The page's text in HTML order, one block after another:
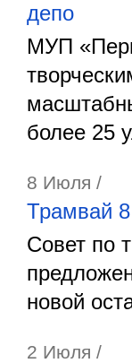
депо
МУП
более 25
8 Июля /
Трамвай
Совет по
новой
2 Июля /